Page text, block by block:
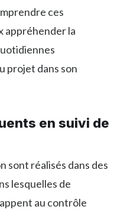
ces
appréhender la
projet dans son
en suivi de
sont réalisés dans des
lesquelles de
au contrôle